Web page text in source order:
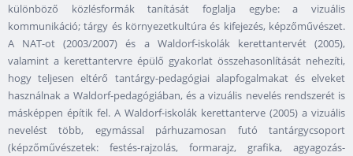
különböző közlésformák tanítását foglalja egybe: a vizuális
kommunikáció; tárgy és környezetkultúra és kifejezés, képzőművészet.
A NAT-ot (2003/2007) és a Waldorf-iskolák kerettantervét (2005),
valamint a kerettantervre épülő gyakorlat összehasonlítását nehezíti,
hogy teljesen eltérő tantárgy-pedagógiai alapfogalmakat és elveket
használnak a Waldorf-pedagógiában, és a vizuális nevelés rendszerét is
másképpen építik fel. A Waldorf-iskolák kerettanterve (2005) a vizuális
nevelést több, egymással párhuzamosan futó tantárgycsoport
(képzőművészetek: festés-rajzolás, formarajz, grafika, agyagozás-